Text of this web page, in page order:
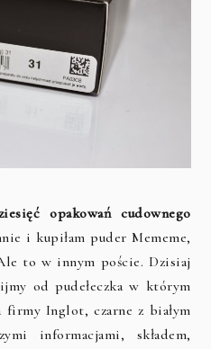
opakowań cudownego
i kupiłam puder Mememe,
to w innym poście. Dzisiaj
od pudełeczka w którym
firmy Inglot, czarne z białym
informacjami, składem,